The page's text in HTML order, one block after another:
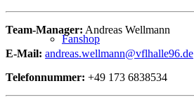
Fanshop
Team-Manager: Andreas Wellmann
E-Mail: andreas.wellmann@vflhalle96.de
Telefonnummer: +49 173 6838534